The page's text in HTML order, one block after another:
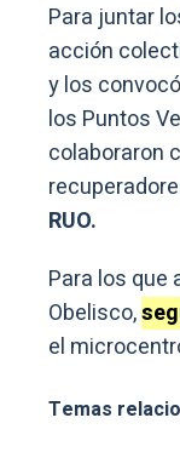
Para juntar
acción
y los
los Puntos
colaboraron
RUO.
Para los que
Obelisco,
el
Temas